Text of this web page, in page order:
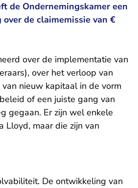
de Ondernemingskamer een
de claimemissie van €
over de implementatie van
over het verloop van
nieuw kapitaal in de vorm
of een juiste gang van
gegaan. Er zijn wel enkele
Lloyd, maar die zijn van
De ontwikkeling van